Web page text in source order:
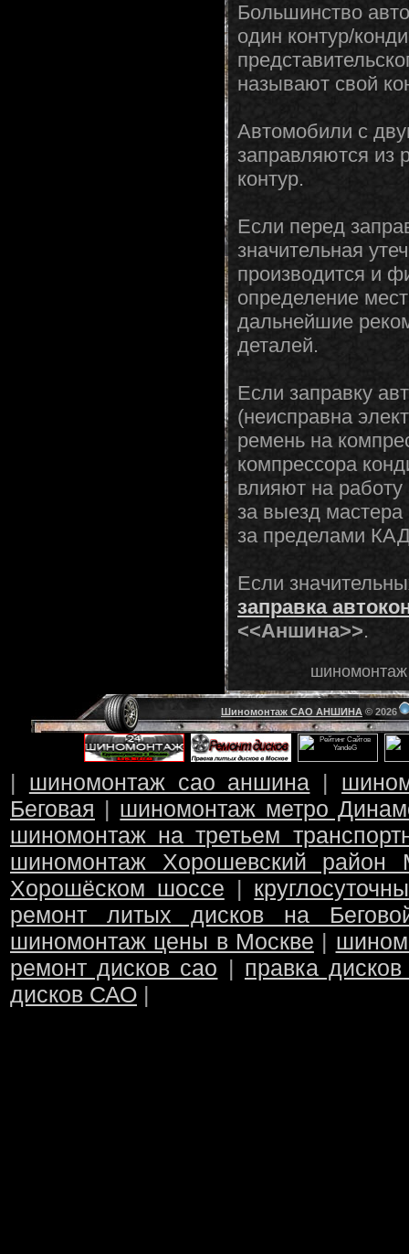
Большинство
один контур/
называют свой
Автомобили с
заправляются из
контур.
Если перед
значительная
производится и
определение
дальнейшие
деталей.
Если заправку
(неисправна
ремень на
компрессора
влияют на работу
за выезд мастера
за пределами
Если
заправка
<<Аншина>>.
Шиномонтаж САО АНШИНА © 2026
| шиномонтаж сао аншина |
Беговая | шиномонтаж метро
шиномонтаж на третьем
шиномонтаж Хорошевский район
Хорошёском шоссе |
ремонт литых дисков на
шиномонтаж цены в Москве |
ремонт дисков сао | правка
дисков САО |